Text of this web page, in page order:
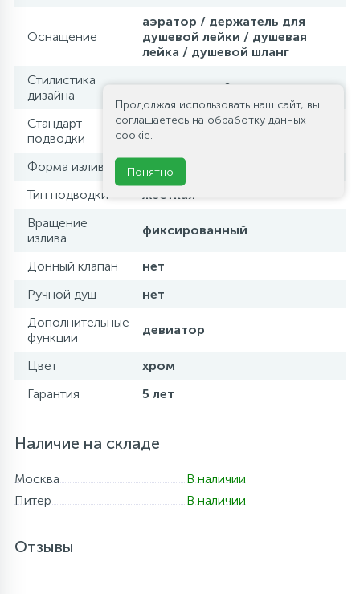
Оснащение
аэратор / держатель для
душевой лейки / душевая
лейка / душевой шланг
Стилистика
дизайна
современный стиль
Стандарт
подводки
1/2
Форма излива
традиционная
Тип подводки
жесткая
Вращение
излива
фиксированный
Донный клапан
нет
Ручной душ
нет
Дополнительные
функции
девиатор
Цвет
хром
Гарантия
5 лет
Наличие на складе
Москва
В наличии
Питер
В наличии
Отзывы
Продолжая использовать наш сайт, вы
соглашаетесь на обработку данных
cookie.
Понятно